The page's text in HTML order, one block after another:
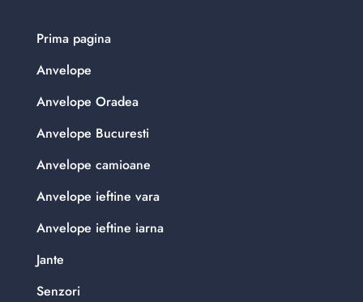
Prima pagina
Anvelope
Anvelope Oradea
Anvelope Bucuresti
Anvelope camioane
Anvelope ieftine vara
Anvelope ieftine iarna
Jante
Senzori